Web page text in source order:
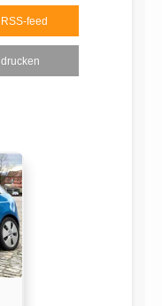
RSS-feed
drucken